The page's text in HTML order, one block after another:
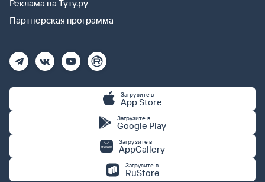
Реклама на Туту.ру
Партнерская программа
Загрузите в
App Store
Загрузите в
Google Play
Загрузите в
AppGallery
Загрузите в
RuStore